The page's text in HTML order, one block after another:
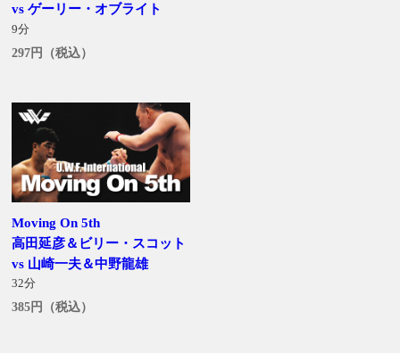
vs ゲーリー・オブライト
9分
297円（税込）
Moving On 5th
高田延彦＆ビリー・スコット
vs 山崎一夫＆中野龍雄
32分
385円（税込）